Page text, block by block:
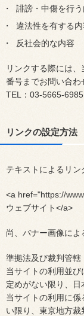
誹謗・中傷を行
違法性を有する内
反社会的な内容
リンクする際には
番号までお問い合わ
TEL：03-5665-6985
リンクの設定方法
テキストによるリン
<a href="https://
ウェブサイト</a>
尚、バナー画像によ
準拠法及び裁判管轄
当サイトの利用並
定めがない限り、日
当サイトの利用に
い限り、東京地方裁